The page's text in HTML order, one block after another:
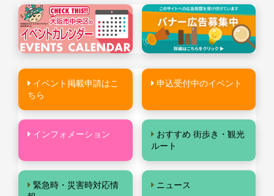
イベント掲載申請はこ
ちら
申込受付中のイベント
インフォメーション
おすすめ 街歩き・観光
ルート
緊急時・災害時対応情
ニュース